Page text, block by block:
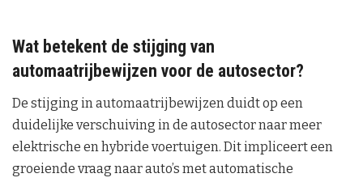
Wat betekent de stijging van
automaatrijbewijzen voor de autosector?
De stijging in automaatrijbewijzen duidt op een
duidelijke verschuiving in de autosector naar meer
elektrische en hybride voertuigen. Dit impliceert een
groeiende vraag naar auto’s met automatische